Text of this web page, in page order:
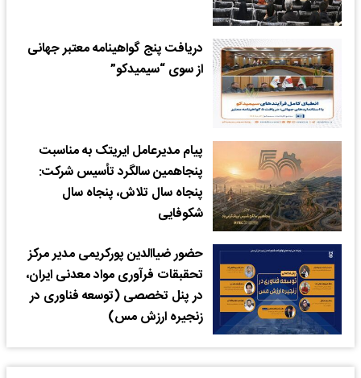
دریافت پنج گواهینامه معتبر جهانی
از سوی “سیمیدکو”
پیام مدیرعامل ایریتک به مناسبت
پنجاهمین سالگرد تأسیس شرکت:
پنجاه سال تلاش، پنجاه سال
شکوفایی
حضور ضیاالدین پورکریمی مدیر مرکز
تحقبقات فرآوری مواد معدنی ایران،
در پنل تخصصی (توسعه فناوری در
زنجیره ارزش مس)